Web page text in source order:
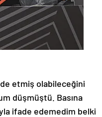
etmiş olabileceğini
düşmüştü. Basına
ifade edemedim belki